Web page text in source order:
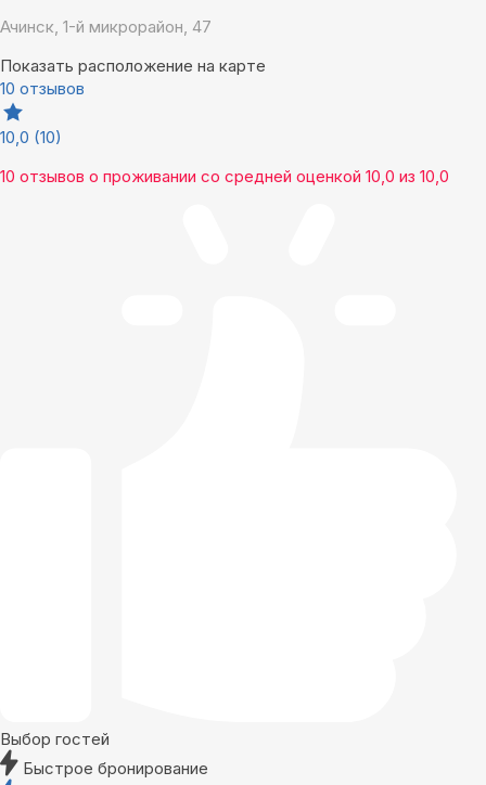
Ачинск, 1-й микрорайон, 47
Показать расположение на карте
10 отзывов
10,0 (10)
10 отзывов о проживании со средней оценкой 10,0 из 10,0
Выбор гостей
Быстрое бронирование